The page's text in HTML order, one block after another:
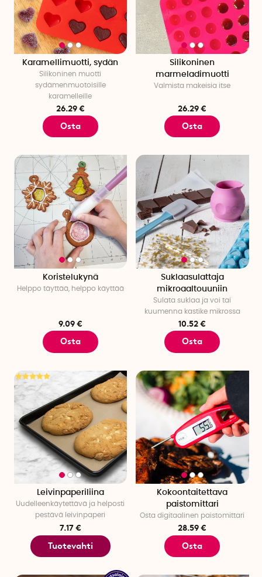
Karamellimuotti, sydän
Silikoninen muotti
sydämenmuotoisille
karamelleille
26.29 €
Osta
Silikoninen
marmeladimuotti
Valmista makeisia itse
26.29 €
Osta
Koristelukynä
Helppo täyttää, helppo käyttää
9.09 €
Osta
Suklaasulattaja
mikroaaltouuniin
Sulata suklaa ja voi tai
kuumenna kastike mikrossa
10.52 €
Osta
Leivinpaperiliina
Uudelleenkäytettävä ja helposti
pestävä leivinpaperi
7.17 €
Tuotevahti
Kokoontaitettava
paistomittari
Osta digitaalinen paistomittari
28.59 €
Osta